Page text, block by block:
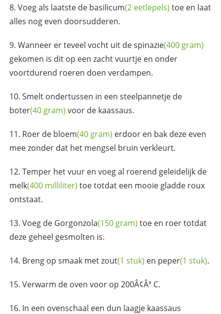
Voeg als laatste de basilicum(2 eetlepels) toe en laat
alles nog even doorsudderen.
Wanneer er teveel vocht uit despinazie(400 gram)
gekomen is dit op een zacht vuurtje en onder
voortdurend roeren doen verdampen.
Smelt ondertussen in een steelpannetje de
boter(40 gram) voor de kaassaus.
Roer de bloem(40 gram) erdoor en bak deze even
mee zonder dat het mengsel bruin verkleurt.
Temper het vuur en voeg al roerend geleidelijk de
melk(400 milliliter) toe totdat een mooie gladde roux
ontstaat.
Voeg de Gorgonzola(150 gram) toe en roer totdat
deze geheel gesmolten is.
Breng op smaak metzout(1 stuk) en peper(1 stuk).
Verwarm de oven voor op 200Â¢Âª C.
In een ovenschaal een dun laagje kaassaus